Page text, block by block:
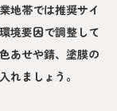
地帯では推奨サイ
境要因で調整して
あせや錆、塗膜の
れましょう。